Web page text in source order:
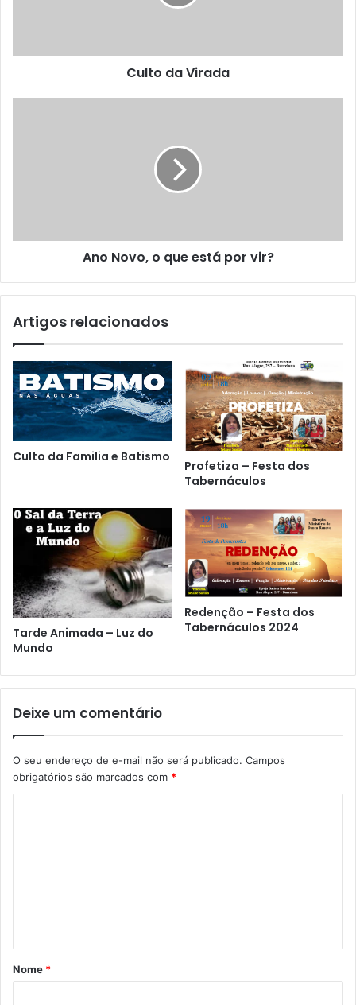
Culto da Virada
Ano Novo, o que está por vir?
Artigos relacionados
Culto da Familia e Batismo
Profetiza – Festa dos
Tabernáculos
Tarde Animada – Luz do
Mundo
Redenção – Festa dos
Tabernáculos 2024
Deixe um comentário
O seu endereço de e-mail não será publicado. Campos
obrigatórios são marcados com *
á
r
Nome *